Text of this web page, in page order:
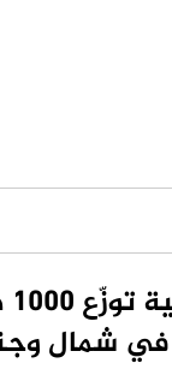
في شمال